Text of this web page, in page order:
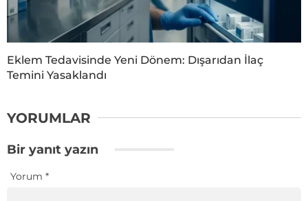
Eklem Tedavisinde Yeni Dönem: Dışarıdan İlaç
Temini Yasaklandı
YORUMLAR
Bir yanıt yazın
Yorum *